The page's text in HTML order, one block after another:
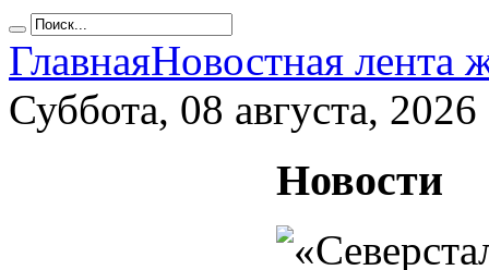
ГлавнаяНовостная лента
Суббота, 08 августа, 2026
Новости